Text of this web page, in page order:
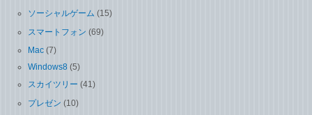
ソーシャルゲーム (15)
スマートフォン (69)
Mac (7)
Windows8 (5)
スカイツリー (41)
プレゼン (10)